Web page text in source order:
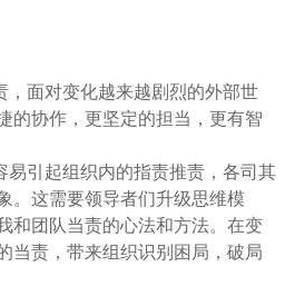
，面对变化越来越剧烈的外部世
的协作，更坚定的担当，更有智
易引起组织内的指责推责，各司其
。这需要领导者们升级思维模
和团队当责的心法和方法。在变
当责，带来组织识别困局，破局